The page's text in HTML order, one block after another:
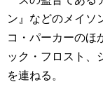
ン』などのメイソ
コ・パーカーのほ
ック・フロスト、
を連ねる。